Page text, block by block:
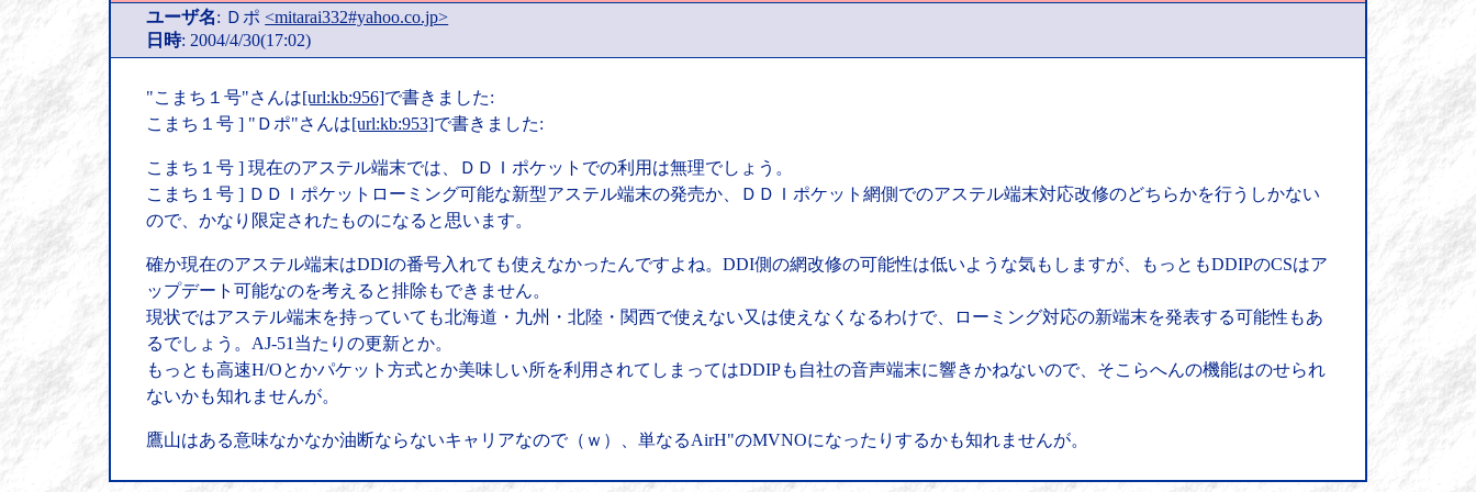
ユーザ名: Ｄポ <mitarai332#yahoo.co.jp>
日時: 2004/4/30(17:02)
"こまち１号"さんは[url:kb:956]で書きました:
こまち１号 ] "Ｄポ"さんは[url:kb:953]で書きました:
こまち１号 ] 現在のアステル端末では、ＤＤＩポケットでの利用は無理でしょう。
こまち１号 ] ＤＤＩポケットローミング可能な新型アステル端末の発売か、ＤＤＩポケット網側でのアステル端末対応改修のどちらかを行うしかない
ので、かなり限定されたものになると思います。
確か現在のアステル端末はDDIの番号入れても使えなかったんですよね。DDI側の網改修の可能性は低いような気もしますが、もっともDDIPのCSはア
ップデート可能なのを考えると排除もできません。
現状ではアステル端末を持っていても北海道・九州・北陸・関西で使えない又は使えなくなるわけで、ローミング対応の新端末を発表する可能性もあ
るでしょう。AJ-51当たりの更新とか。
もっとも高速H/Oとかパケット方式とか美味しい所を利用されてしまってはDDIPも自社の音声端末に響きかねないので、そこらへんの機能はのせられ
ないかも知れませんが。
鷹山はある意味なかなか油断ならないキャリアなので（ｗ）、単なるAirH"のMVNOになったりするかも知れませんが。